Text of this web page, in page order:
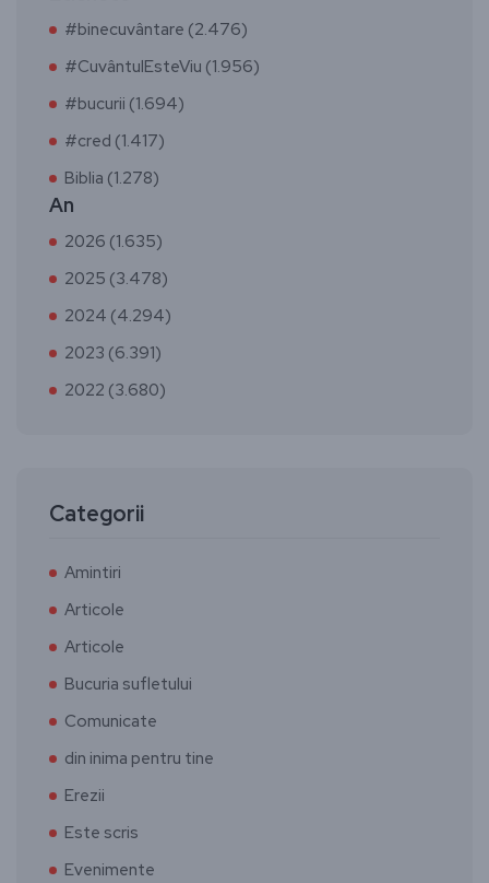
#binecuvântare (2.476)
#CuvântulEsteViu (1.956)
#bucurii (1.694)
#cred (1.417)
Biblia (1.278)
An
2026 (1.635)
2025 (3.478)
2024 (4.294)
2023 (6.391)
2022 (3.680)
Categorii
Amintiri
Articole
Articole
Bucuria sufletului
Comunicate
din inima pentru tine
Erezii
Este scris
Evenimente